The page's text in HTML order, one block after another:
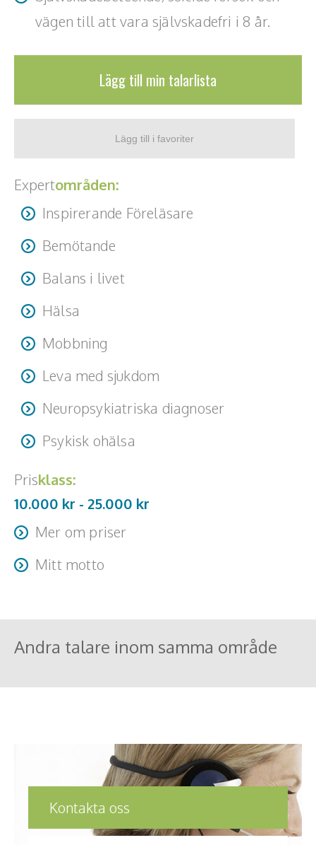
vägen till att vara självskadefri i 8 år.
Lägg till min talarlista
Expertområden:
Inspirerande Föreläsare
Bemötande
Balans i livet
Hälsa
Mobbning
Leva med sjukdom
Neuropsykiatriska diagnoser
Psykisk ohälsa
Prisklass:
10.000 kr - 25.000 kr
Mer om priser
Paketpris: 3 stycken 60 000 kr oftast digitalt. Resa + logi
tillkommer
Mitt motto
Andra talare inom samma område
Kontakta oss